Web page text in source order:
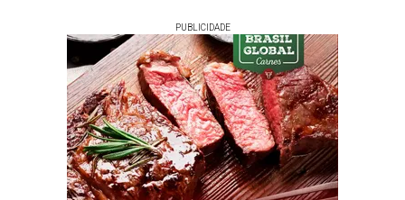
PUBLICIDADE